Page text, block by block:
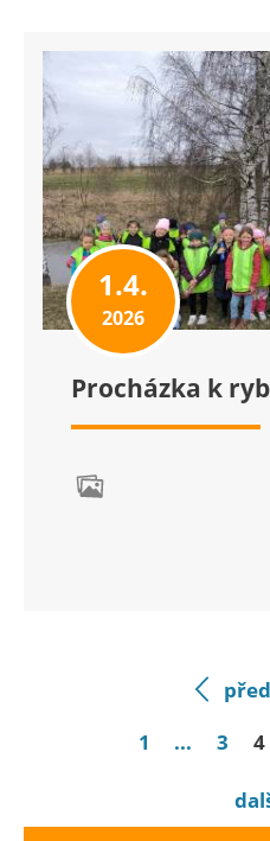
1.4.
2026
Procházka k
1
... 3 4